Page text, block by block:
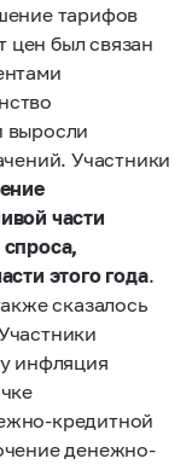
тарифов
цен был связан
выросли
Участники
части
этого года.
сказалось
инфляция
кредитной
денежно-